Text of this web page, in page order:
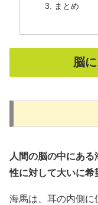
まとめ
脳
人間の脳の中にあ
性に対して大いに希
海馬は、耳の内側に